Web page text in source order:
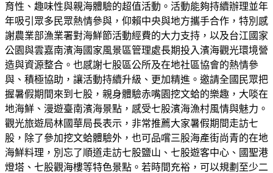
育性、趣味性與親海體驗的超值活動。活動能夠持續辦理並年
年吸引眾多民眾熱情參與，仰賴中央與地方攜手合作，特別感
謝農業部漁業署對海鮮節活動經費的大力支持，以及台江國家
公園與雲嘉南濱海國家風景區管理處長期投入濱海觀光環境營
造與資源整合。也感謝七股區公所及在地社區協會的熱情參
與、積極協助，讓活動持續升級、更加精進。邀請全國民眾把
握暑假期間來到七股，親身體驗赤嘴園挖文蛤的樂趣，大啖在
地海鮮、漫遊臺南濱海景點，感受七股濱海漁村風情與魅力。
觀光旅遊局林國華局長表示，非常推薦大家暑假期間走訪七
股，除了參加挖文蛤體驗外，也可品嚐三股海產街尚青的在地
海鮮料理，別忘了順道走訪七股鹽山、七股遊客中心、國聖港
燈塔、七股觀海樓等特色景點。若時間充裕，可以規劃至少二